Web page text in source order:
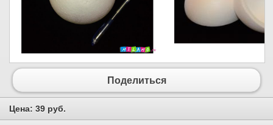
Поделиться
Цена: 39 руб.